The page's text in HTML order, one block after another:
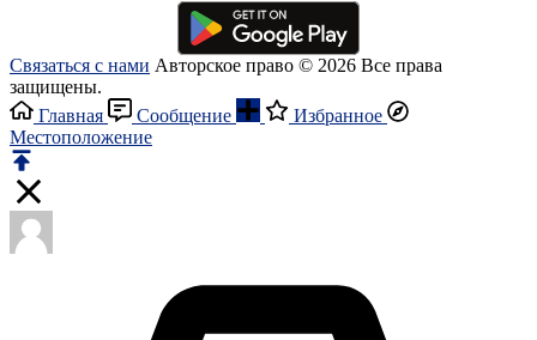
Связаться с нами Авторское право © 2026 Все права
защищены.
Главная
Сообщение
Избранное
Местоположение